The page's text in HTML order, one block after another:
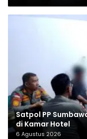
Satpol PP
di Kamar Hotel
6 Agustus 2026